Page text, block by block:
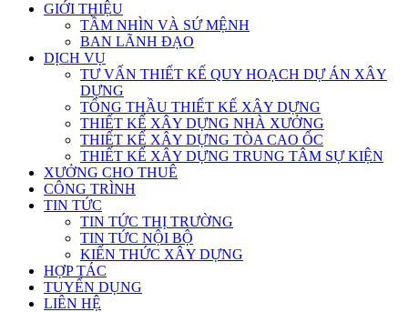
GIỚI THIỆU
TẦM NHÌN VÀ SỨ MỆNH
BAN LÃNH ĐẠO
DỊCH VỤ
TƯ VẤN THIẾT KẾ QUY HOẠCH DỰ ÁN XÂY
DỰNG
TỔNG THẦU THIẾT KẾ XÂY DỰNG
THIẾT KẾ XÂY DỰNG NHÀ XƯỞNG
THIẾT KẾ XÂY DỰNG TÒA CAO ỐC
THIẾT KẾ XÂY DỰNG TRUNG TÂM SỰ KIỆN
XƯỞNG CHO THUÊ
CÔNG TRÌNH
TIN TỨC
TIN TỨC THỊ TRƯỜNG
TIN TỨC NỘI BỘ
KIẾN THỨC XÂY DỰNG
HỢP TÁC
TUYỂN DỤNG
LIÊN HỆ